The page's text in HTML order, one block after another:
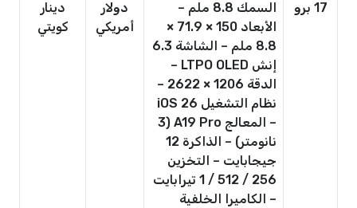
17 برو
السمك 8.8 ملم –
الأبعاد 150 × 71.9 ×
8.8 ملم – الشاشة 6.3
إنش LTPO OLED –
الدقة 1206 × 2622 –
نظام التشغيل iOS 26
– المعالج A19 Pro (3
نانومتر) – الذاكرة 12
جيجابايت – التخزين
256 / 512 / 1 تيرابايت
– الكاميرا الخلفية
دولار
أمريكي
دينار
كويتي